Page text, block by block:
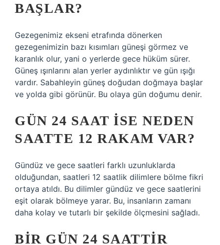
BAŞLAR?
Gezegenimiz ekseni etrafında dönerken
gezegenimizin bazı kısımları güneşi görmez ve
karanlık olur, yani o yerlerde gece hüküm sürer.
Güneş ışınlarını alan yerler aydınlıktır ve gün ışığı
vardır. Sabahleyin güneş doğudan doğmaya başlar
ve yolda gibi görünür. Bu olaya gün doğumu denir.
GÜN 24 SAAT ISE NEDEN
SAATTE 12 RAKAM VAR?
Gündüz ve gece saatleri farklı uzunluklarda
olduğundan, saatleri 12 saatlik dilimlere bölme fikri
ortaya atıldı. Bu dilimler gündüz ve gece saatlerini
eşit olarak bölmeye yarar. Bu, insanların zamanı
daha kolay ve tutarlı bir şekilde ölçmesini sağladı.
BIR GÜN 24 SAATTIR